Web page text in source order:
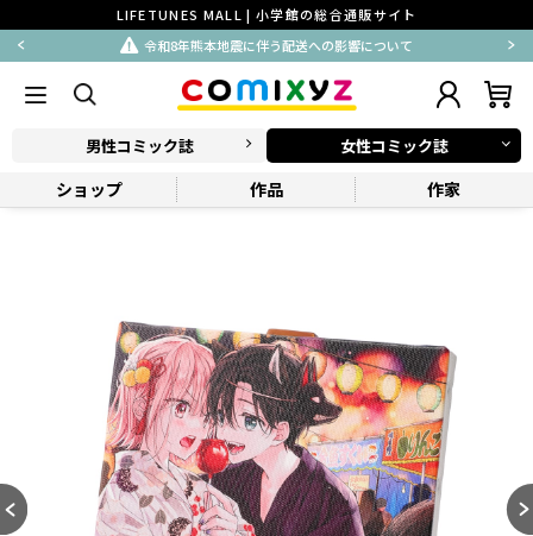
LIFETUNES MALL | 小学館の総合通販サイト
令和8年熊本地震に伴う配送への影響について
男性コミック誌 女性コミック誌
ショップ 作品 作家